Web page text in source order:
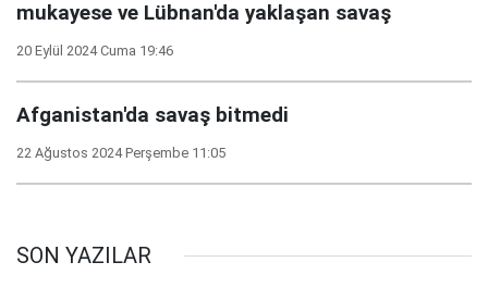
mukayese ve Lübnan'da yaklaşan savaş
20 Eylül 2024 Cuma 19:46
Afganistan'da savaş bitmedi
22 Ağustos 2024 Perşembe 11:05
SON YAZILAR